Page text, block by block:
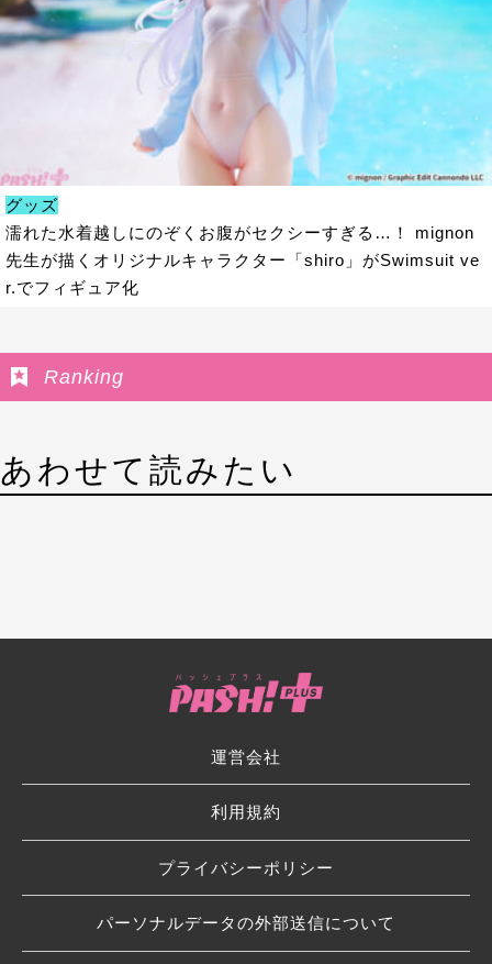
グッズ
濡れた水着越しにのぞくお腹がセクシーすぎる…！ mignon
先生が描くオリジナルキャラクター「shiro」がSwimsuit ve
r.でフィギュア化
Ranking
あわせて読みたい
運営会社
利用規約
プライバシーポリシー
パーソナルデータの外部送信について